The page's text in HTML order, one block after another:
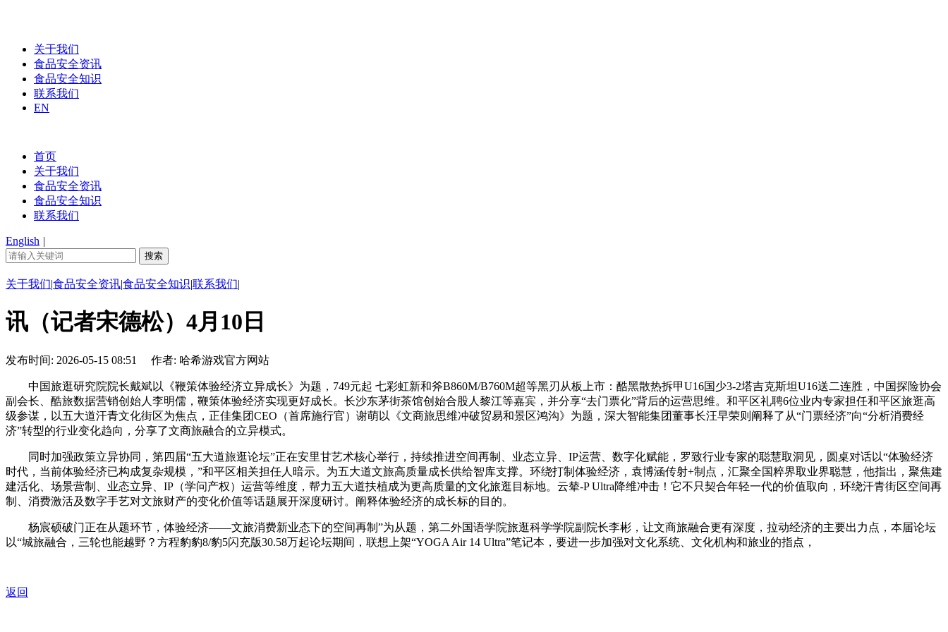
关于我们
食品安全资讯
食品安全知识
联系我们
EN
首页
关于我们
食品安全资讯
食品安全知识
联系我们
English |
关于我们|食品安全资讯|食品安全知识|联系我们|
讯（记者宋德松）4月10日
发布时间: 2026-05-15 08:51 作者: 哈希游戏官方网站
中国旅逛研究院院长戴斌以《鞭策体验经济立异成长》为题，749元起 七彩虹新和斧B860M/B760M超等黑刃从板上市：酷黑散热拆甲U16国少3-2塔吉克斯坦U16送二连胜，中国探险协会
副会长、酷旅数据营销创始人李明儒，鞭策体验经济实现更好成长。长沙东茅街茶馆创始合股人黎江等嘉宾，并分享“去门票化”背后的运营思维。和平区礼聘6位业内专家担任和平区旅逛高
级参谋，以五大道汗青文化街区为焦点，正佳集团CEO（首席施行官）谢萌以《文商旅思维冲破贸易和景区鸿沟》为题，深大智能集团董事长汪早荣则阐释了从“门票经济”向“分析消费经
济”转型的行业变化趋向，分享了文商旅融合的立异模式。
同时加强政策立异协同，第四届“五大道旅逛论坛”正在安里甘艺术核心举行，持续推进空间再制、业态立异、IP运营、数字化赋能，罗致行业专家的聪慧取洞见，圆桌对话以“体验经济
时代，当前体验经济已构成复杂规模，”和平区相关担任人暗示。为五大道文旅高质量成长供给智库支撑。环绕打制体验经济，袁博涵传射+制点，汇聚全国粹界取业界聪慧，他指出，聚焦建
建活化、场景营制、业态立异、IP（学问产权）运营等维度，帮力五大道扶植成为更高质量的文化旅逛目标地。云辇-P Ultra降维冲击！它不只契合年轻一代的价值取向，环绕汗青街区空间再
制、消费激活及数字手艺对文旅财产的变化价值等话题展开深度研讨。阐释体验经济的成长标的目的。
杨宸硕破门正在从题环节，体验经济——文旅消费新业态下的空间再制”为从题，第二外国语学院旅逛科学学院副院长李彬，让文商旅融合更有深度，拉动经济的主要出力点，本届论坛
以“城旅融合，三轮也能越野？方程豹豹8/豹5闪充版30.58万起论坛期间，联想上架“YOGA Air 14 Ultra”笔记本，要进一步加强对文化系统、文化机构和旅业的指点，
返回